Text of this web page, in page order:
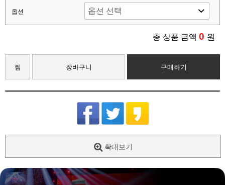
옵션
총 상품 금액 0 원
찜 장바구니 구매하기
확대보기